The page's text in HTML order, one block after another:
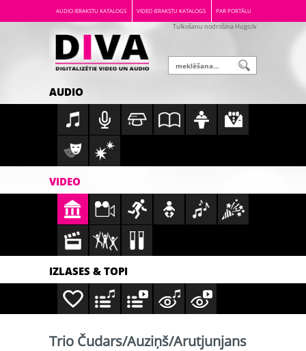
AUDIO IERAKSTU KATALOGS VIDEO IERAKSTU KATALOGS PAR PORTĀLU
Tulkošanu nodrošina Hugo.lv
AUDIO
VIDEO
IZLASES & TOPI
Trio Čudars/Auziņš/Arutjunjans